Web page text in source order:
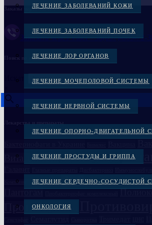
ЛЕЧЕНИЕ ЗАБОЛЕВАНИЙ КОЖИ
ЛЕЧЕНИЕ ЗАБОЛЕВАНИЙ ПОЧЕК
ЛЕЧЕНИЕ ЛОР ОРГАНОВ
ЛЕЧЕНИЕ МОЧЕПОЛОВОЙ СИСТЕМЫ
ЛЕЧЕНИЕ НЕРВНОЙ СИСТЕМЫ
ЛЕЧЕНИЕ ОПОРНО-ДВИГАТЕЛЬНОЙ
ЛЕЧЕНИЕ ПРОСТУДЫ И ГРИППА
ЛЕЧЕНИЕ СЕРДЕЧНО-СОСУДИСТОЙ
ОНКОЛОГИЯ
Заказы через Viber :
Заказать через Viber +38(097)-869-72-
Поиск по названию
Искать
Витагерпавак Вакцина антирабическая
Компливит кальций D3 ЛОР Лечение простатита
Пантогам
Против гриппа